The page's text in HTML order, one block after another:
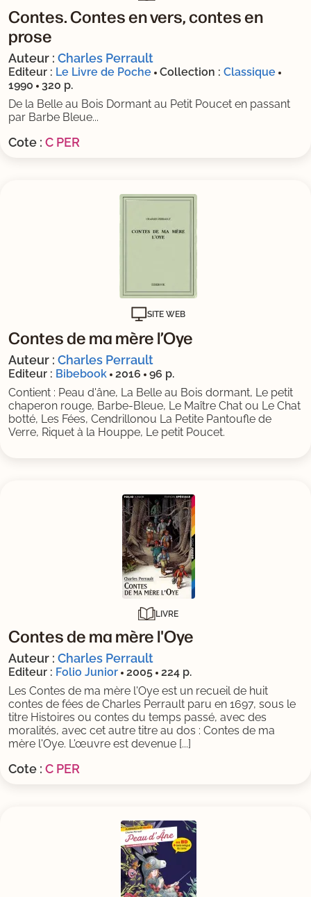
Contes. Contes en vers, contes en
prose
Auteur : Charles Perrault
Editeur : Le Livre de Poche Collection : Classique
1990
320 p.
De la Belle au Bois Dormant au Petit Poucet en passant
par Barbe Bleue...
Cote : C PER
SITE WEB
Contes de ma mère l’Oye
Auteur : Charles Perrault
Editeur : Bibebook 2016
96 p.
Contient : Peau d'âne, La Belle au Bois dormant, Le petit
chaperon rouge, Barbe-Bleue, Le Maître Chat ou Le Chat
botté, Les Fées, Cendrillonou La Petite Pantoufle de
Verre, Riquet à la Houppe, Le petit Poucet.
LIVRE
Contes de ma mère l'Oye
Auteur : Charles Perrault
Editeur : Folio Junior 2005
224 p.
Les Contes de ma mère l'Oye est un recueil de huit
contes de fées de Charles Perrault paru en 1697, sous le
titre Histoires ou contes du temps passé, avec des
moralités, avec cet autre titre au dos : Contes de ma
mère l'Oye. L'œuvre est devenue [...]
Cote : C PER